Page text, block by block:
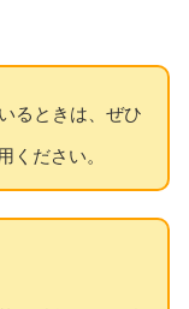
るときは、ぜひ
ください。